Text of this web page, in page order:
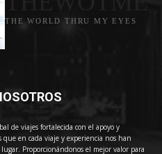
THE WORLD THRU MY EYES
de viajes fortalecida con el apoyo y
que en cada viaje y experiencia nos han
Proporcionándonos el mejor valor para